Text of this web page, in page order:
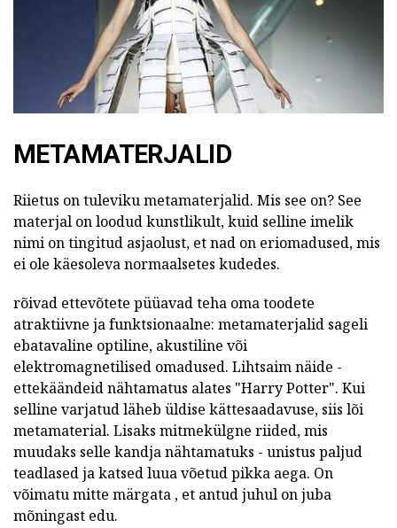
METAMATERJALID
Riietus on tuleviku metamaterjalid. Mis see on? See
materjal on loodud kunstlikult, kuid selline imelik
nimi on tingitud asjaolust, et nad on eriomadused, mis
ei ole käesoleva normaalsetes kudedes.
rõivad ettevõtete püüavad teha oma toodete
atraktiivne ja funktsionaalne: metamaterjalid sageli
ebatavaline optiline, akustiline või
elektromagnetilised omadused. Lihtsaim näide -
ettekäändeid nähtamatus alates "Harry Potter". Kui
selline varjatud läheb üldise kättesaadavuse, siis lõi
metamaterial. Lisaks mitmekülgne riided, mis
muudaks selle kandja nähtamatuks - unistus paljud
teadlased ja katsed luua võetud pikka aega. On
võimatu mitte märgata , et antud juhul on juba
mõningast edu.